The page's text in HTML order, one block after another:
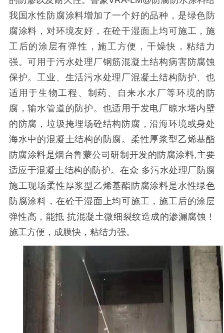
我国水性防腐涂料增加了一个好的品种，是绿色防
腐涂料，对环境友好，在砼干湿面上均可施工，施
工后的涂层有弹性，施工方便，干燥快，粘结力
强。可用于污水处理厂钢筋混凝土结构病害防腐蚀
保护。工业、生活污水处理厂混凝土结构防护、也
适用于生物工程、制药、自来水水厂等环境的防
腐，输水管道的防护。也适用于发电厂晾水塔内壁
的防腐，垃圾掩埋场砼结构防腐，沿海环境或身处
海水中的混凝土结构的防腐。柔性厚浆型乙烯基酯
防腐涂料是烟台鲁蒙公司研制开发的防腐涂料,主要
适应于混凝土结构的防护。在众 多污水处理厂防腐
施工现场柔性厚浆型乙烯基酯防腐涂料是水性绿色
防腐涂料，在砼干湿面上均可施工，施工后的涂层
弹性高，能抵 抗混凝土微细裂纹造成的渗漏腐蚀！
施工方便，成膜快，粘结力强。